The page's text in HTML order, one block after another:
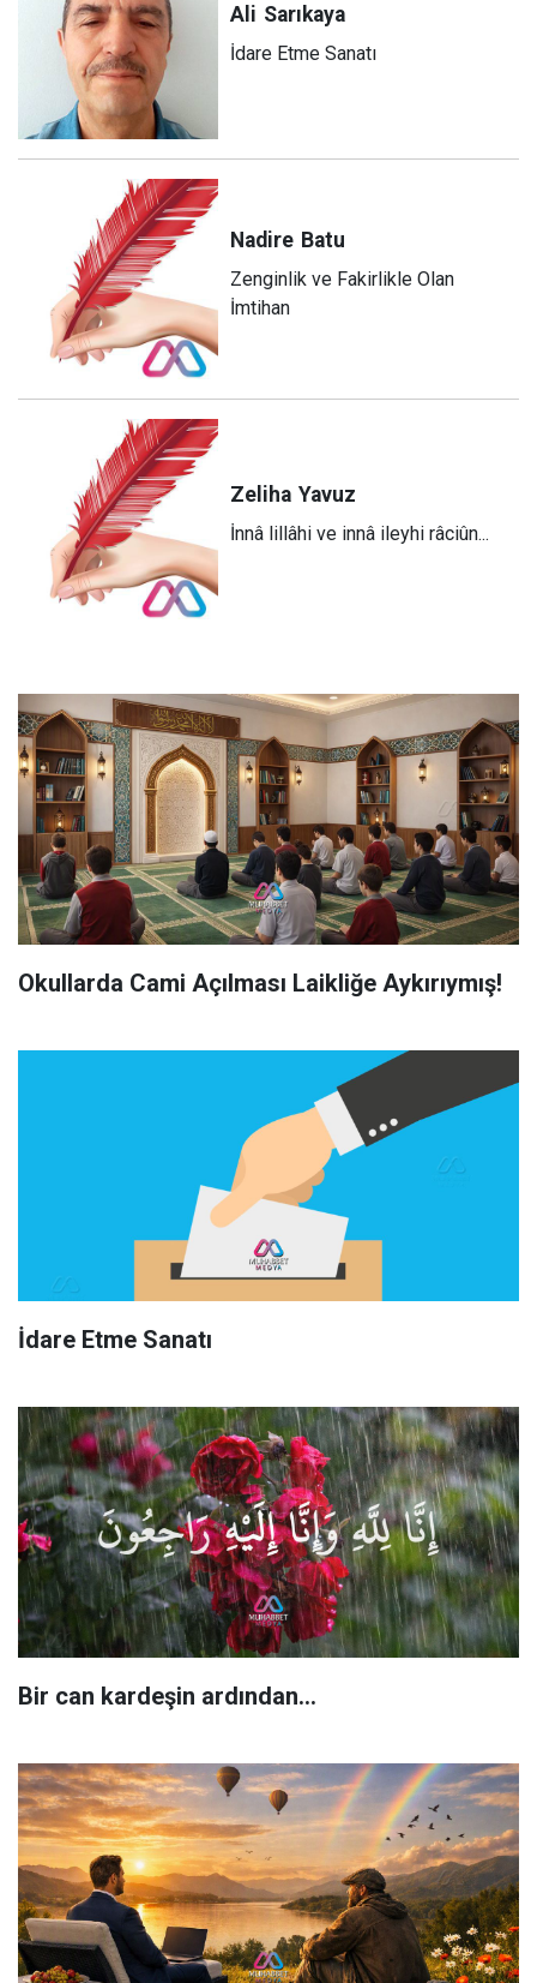
Ali Sarıkaya
İdare Etme Sanatı
Nadire Batu
Zenginlik ve Fakirlikle Olan
İmtihan
Zeliha Yavuz
​İnnâ lillâhi ve innâ ileyhi râciûn...
Okullarda Cami Açılması Laikliğe Aykırıymış!
İdare Etme Sanatı
Bir can kardeşin ardından…